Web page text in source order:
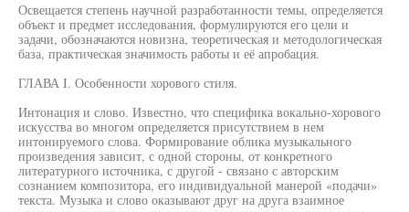
Освещается степень научной разработанности темы, определяется
объект и предмет исследования, формулируются его цели и
задачи, обозначаются новизна, теоретическая и методологическая
база, практическая значимость работы и её апробация.
ГЛАВА I. Особенности хорового стиля.
Интонация и слово. Известно, что специфика вокально-хорового
искусства во многом определяется присутствием в нем
интонируемого слова. Формирование облика музыкального
произведения зависит, с одной стороны, от конкретного
литературного источника, с другой - связано с авторским
сознанием композитора, его индивидуальной манерой «подачи»
текста. Музыка и слово оказывают друг на друга взаимное